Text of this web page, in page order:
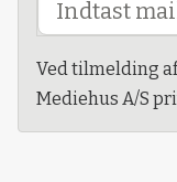
Ved tilmelding
Mediehus A/S